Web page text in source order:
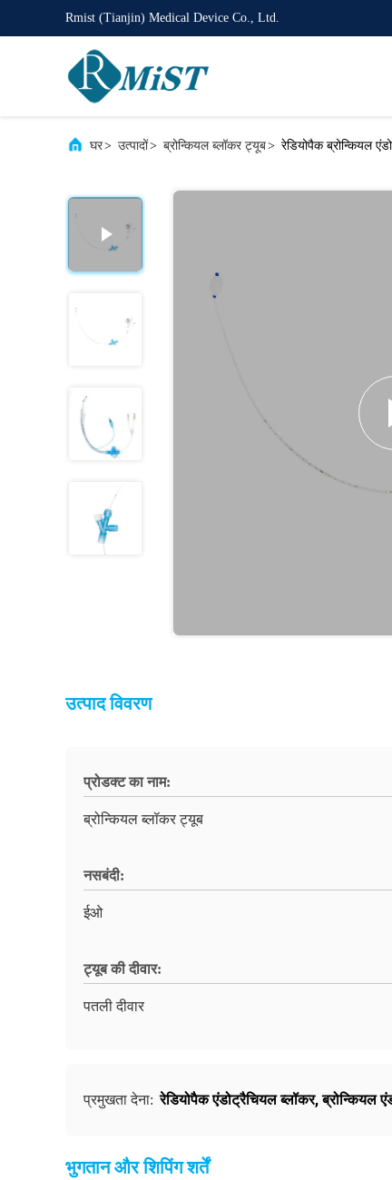
Rmist (Tianjin) Medical Device Co., Ltd.
घर> उत्पादों> ब्रोन्कियल ब्लॉकर ट्यूब> रेडियोपैक ब्रोन्कियल
उत्पाद विवरण
प्रोडक्ट का नाम:
ब्रोन्कियल ब्लॉकर ट्यूब
नसबंदी:
ईओ
ट्यूब की दीवार:
पतली दीवार
प्रमुखता देना: रेडियोपैक एंडोट्रैचियल ब्लॉकर,ब्रोन्कियल
भुगतान और शिपिंग शर्तें